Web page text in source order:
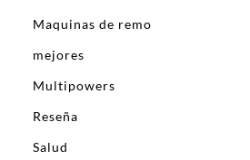
Maquinas de remo
mejores
Multipowers
Reseña
Salud